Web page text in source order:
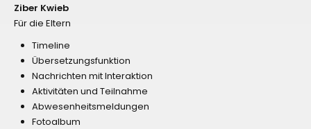
Ziber Kwieb
Für die Eltern
Timeline
Übersetzungsfunktion
Nachrichten mit Interaktion
Aktivitäten und Teilnahme
Abwesenheitsmeldungen
Fotoalbum